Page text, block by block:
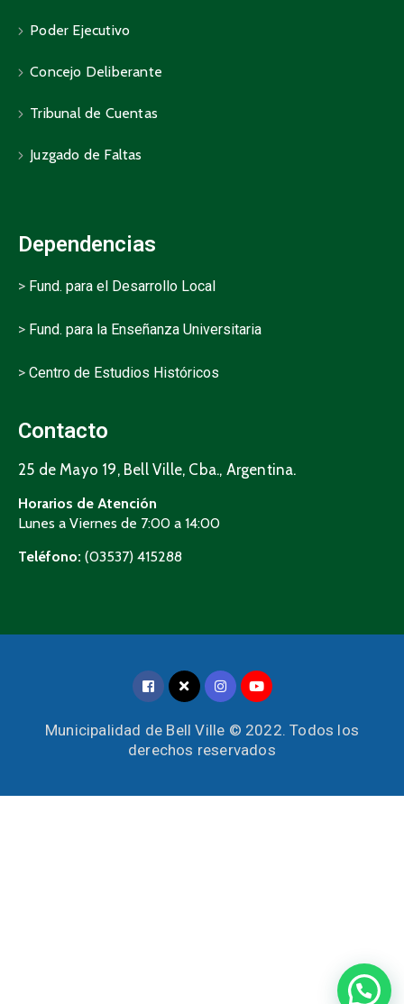
Poder Ejecutivo
Concejo Deliberante
Tribunal de Cuentas
Juzgado de Faltas
Dependencias
> Fund. para el Desarrollo Local
> Fund. para la Enseñanza Universitaria
> Centro de Estudios Históricos
Contacto
25 de Mayo 19, Bell Ville, Cba., Argentina.
Horarios de Atención
Lunes a Viernes de 7:00 a 14:00
Teléfono: (03537) 415288
Municipalidad de Bell Ville © 2022. Todos los
derechos reservados